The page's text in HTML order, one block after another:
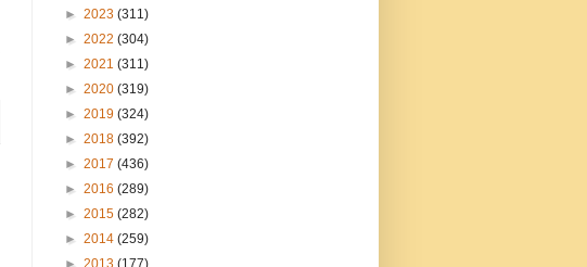
► 2023 (311)
► 2022 (304)
► 2021 (311)
► 2020 (319)
► 2019 (324)
► 2018 (392)
► 2017 (436)
► 2016 (289)
► 2015 (282)
► 2014 (259)